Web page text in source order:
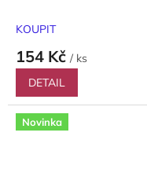
KOUPIT
154 Kč / ks
DETAIL
Novinka